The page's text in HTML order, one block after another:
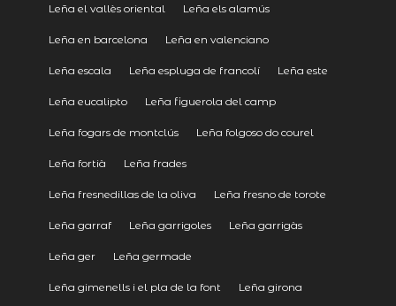
Leña el vallès oriental Leña els alamús
Leña en barcelona Leña en valenciano
Leña escala Leña espluga de francolí Leña este
Leña eucalipto Leña figuerola del camp
Leña fogars de montclús Leña folgoso do courel
Leña fortià Leña frades
Leña fresnedillas de la oliva Leña fresno de torote
Leña garraf Leña garrigoles Leña garrigàs
Leña ger Leña germade
Leña gimenells i el pla de la font Leña girona